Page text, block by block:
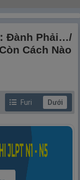
Đành Phải…/
Cách Nào
Furi Dưới